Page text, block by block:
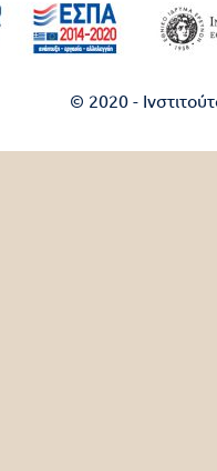
© 2020 -